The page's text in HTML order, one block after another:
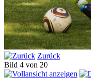
Zurück
Bild 4 von 20